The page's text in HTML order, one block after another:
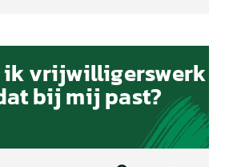
ik vrijwilligerswerk
bij mij past?